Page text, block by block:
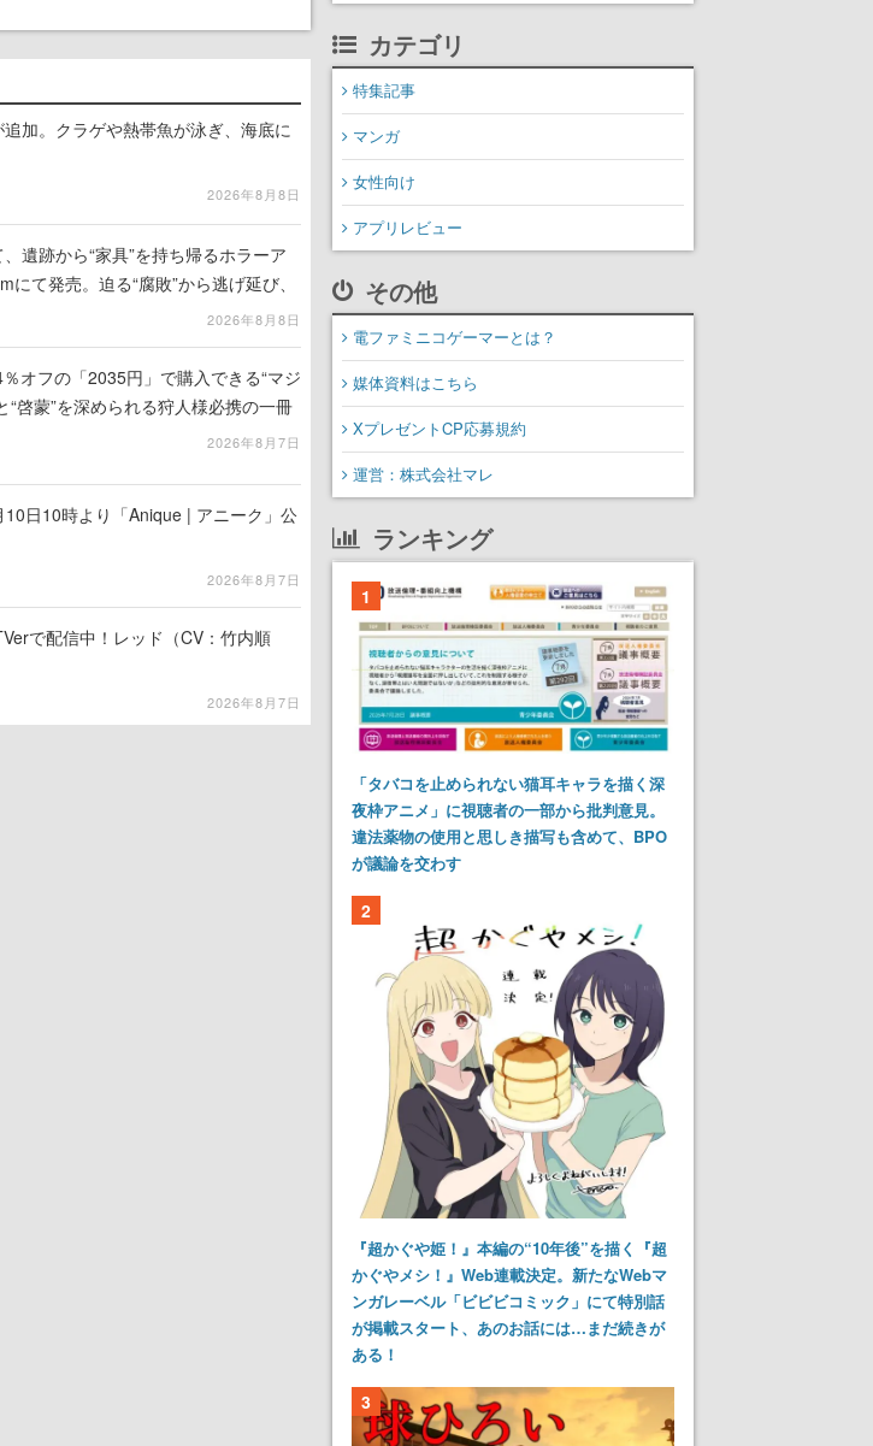
加。クラゲや熱帯魚が泳ぎ、海底に
2026年8月8日
遺跡から“家具”を持ち帰るホラーア
て発売。迫る“腐敗”から逃げ延び、
2026年8月8日
オフの「2035円」で購入できる“マジ
啓蒙”を深められる狩人様必携の一冊
2026年8月7日
10日10時より「Anique | アニーク」公
2026年8月7日
で配信中！レッド（CV：竹内順
2026年8月7日
カテゴリ
特集記事
マンガ
女性向け
アプリレビュー
その他
電ファミニコゲーマーとは？
媒体資料はこちら
XプレゼントCP応募規約
運営：株式会社マレ
ランキング
1
「タバコを止められない猫耳キャラを描く深
夜枠アニメ」に視聴者の一部から批判意見。
違法薬物の使用と思しき描写も含めて、BPO
が議論を交わす
2
『超かぐや姫！』本編の“10年後”を描く『超
かぐやメシ！』Web連載決定。新たなWebマ
ンガレーベル「ビビビコミック」にて特別話
が掲載スタート、あのお話には…まだ続きが
ある！
3